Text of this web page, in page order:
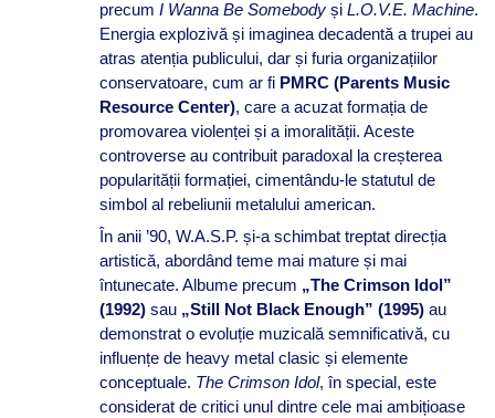
precum I Wanna Be Somebodyși L.O.V.E. Machine.
Energia explozivă și imaginea decadentă a trupei au
atras atenția publicului, dar și furia organizațiilor
conservatoare, cum ar fi PMRC (Parents Music
Resource Center), care a acuzat formația de
promovarea violenței și a imoralității. Aceste
controverse au contribuit paradoxal la creșterea
popularității formației, cimentându-le statutul de
simbol al rebeliunii metalului american.
În anii ’90, W.A.S.P. și-a schimbat treptat direcția
artistică, abordând teme mai mature și mai
întunecate. Albume precum „The Crimson Idol”
(1992)sau „Still Not Black Enough” (1995)au
demonstrat o evoluție muzicală semnificativă, cu
influențe de heavy metal clasic și elemente
conceptuale. The Crimson Idol, în special, este
considerat de critici unul dintre cele mai ambițioase